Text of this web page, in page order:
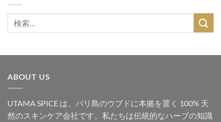
ABOUT US
UTAMA SPICE は、バリ島のウブドに本拠を置く 100% 天
然のスキンケア会社です。私たちは伝統的なハーブの知識